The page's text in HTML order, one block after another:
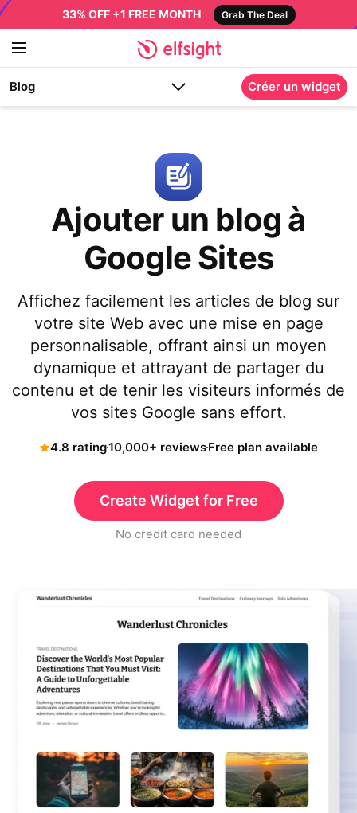
33% OFF +1 FREE MONTH Grab The Deal
Blog Créer un widget
Ajouter un blog à
Google Sites
Affichez facilement les articles de blog sur
votre site Web avec une mise en page
personnalisable, offrant ainsi un moyen
dynamique et attrayant de partager du
contenu et de tenir les visiteurs informés de
vos sites Google sans effort.
4.8 rating10,000+ reviewsFree plan available
Create Widget for Free
No credit card needed